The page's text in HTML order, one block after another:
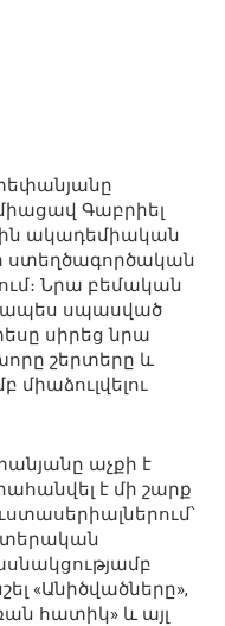
Գաբրիել
ակադեմիական
ստեղծագործական
Նրա բեմական
սպասված
սիրեց նրա
շերտերը և
միաձուլվելու
աչքի է
է մի շարք
«Անիծվածները»,
հատիկ» և այլ